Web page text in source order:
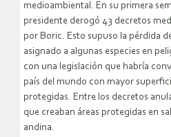
medioambiental. En su primera
presidente derogó 43 decretos
por Boric. Esto supuso la pérdida
asignado a algunas especies en
con una legislación que habría
país del mundo con mayor
protegidas. Entre los decretos
que creaban áreas protegidas en
andina.